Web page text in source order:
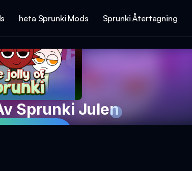
heta Sprunki Mods Sprunki Återtagning
Sprunki Julen